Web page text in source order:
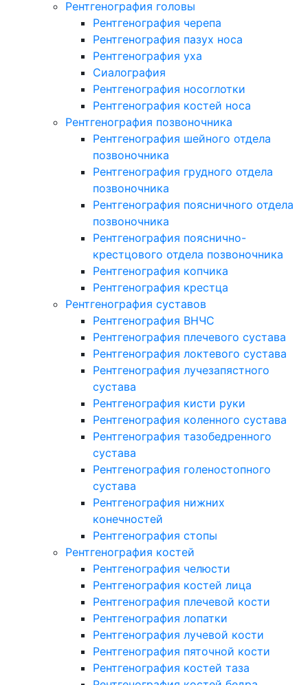
Рентгенография головы
Рентгенография черепа
Рентгенография пазух носа
Рентгенография уха
Сиалография
Рентгенография носоглотки
Рентгенография костей носа
Рентгенография позвоночника
Рентгенография шейного отдела
позвоночника
Рентгенография грудного отдела
позвоночника
Рентгенография поясничного отдела
позвоночника
Рентгенография пояснично-
крестцового отдела позвоночника
Рентгенография копчика
Рентгенография крестца
Рентгенография суставов
Рентгенография ВНЧС
Рентгенография плечевого сустава
Рентгенография локтевого сустава
Рентгенография лучезапястного
сустава
Рентгенография кисти руки
Рентгенография коленного сустава
Рентгенография тазобедренного
сустава
Рентгенография голеностопного
сустава
Рентгенография нижних
конечностей
Рентгенография стопы
Рентгенография костей
Рентгенография челюсти
Рентгенография костей лица
Рентгенография плечевой кости
Рентгенография лопатки
Рентгенография лучевой кости
Рентгенография пяточной кости
Рентгенография костей таза